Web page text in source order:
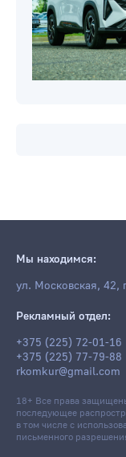
Мы находимся:
ул. Московская, 42,
Рекламный отдел: